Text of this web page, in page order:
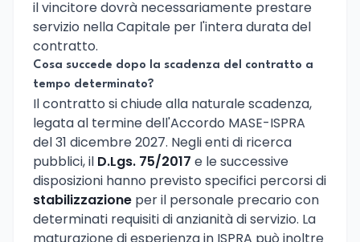
il vincitore dovrà necessariamente prestare
servizio nella Capitale per l'intera durata del
contratto.
Cosa succede dopo la scadenza del contratto a
tempo determinato?
Il contratto si chiude alla naturale scadenza,
legata al termine dell'Accordo MASE-ISPRA
del 31 dicembre 2027. Negli enti di ricerca
pubblici, il D.Lgs. 75/2017 e le successive
disposizioni hanno previsto specifici percorsi di
stabilizzazione per il personale precario con
determinati requisiti di anzianità di servizio. La